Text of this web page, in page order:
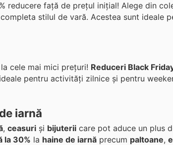
reducere față de prețul inițial! Alege din
stilul de vară. Acestea sunt ideale
cele mai mici prețuri! Reduceri Black
pentru activități zilnice și pentru
iarnă
, ceasuri și bijuterii care pot aduce un plus
la 30% la haine de iarnă precum paltoane,